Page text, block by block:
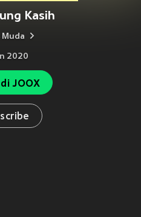
Kasih
Muda
2020
JOOX